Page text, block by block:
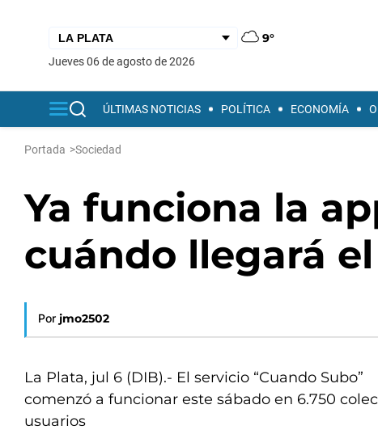
9°
jueves 06 de agosto de 2026
ÚLTIMAS NOTICIAS POLÍTICA ECONOMÍA
Portada >Sociedad
Ya funciona la
cuándo llegará
Por jmo2502
La Plata, jul 6 (DIB).- El servicio “Cuando Subo”
comenzó a funcionar este sábado en 6.750
usuarios